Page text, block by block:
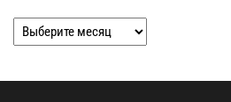
Хронология: